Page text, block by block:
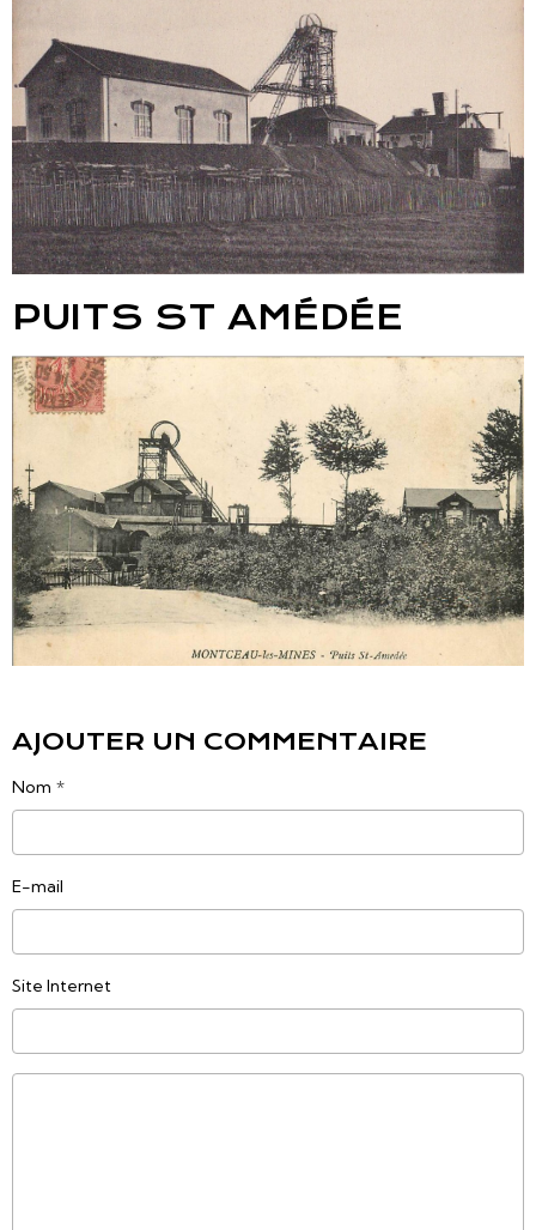
PUITS ST AMÉDÉE
AJOUTER UN COMMENTAIRE
Nom
E-mail
Site Internet